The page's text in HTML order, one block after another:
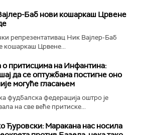
Баб нови кошаркаш Црвене
репрезентативац Ник Вајлер-Баб
кошаркаш Црвене...
притисцима на Инфантина:
да се оптужбама постигне оно
могуће гласањем
фудбалска федерација оштро је
на све веће притиске...
Ђуровски: Маракана нас носила